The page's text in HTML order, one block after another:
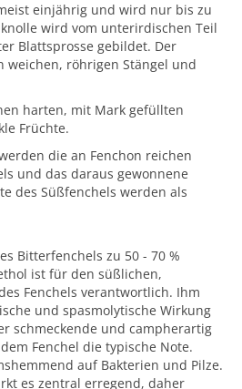
einjährig und wird nur bis zu
wird vom unterirdischen Teil
Blattsprosse gebildet. Der
weichen, röhrigen Stängel und
harten, mit Mark gefüllten
Früchte.
die an Fenchon reichen
und das daraus gewonnene
des Süßfenchels werden als
Bitterfenchels zu 50 - 70 %
ist für den süßlichen,
Fenchels verantwortlich. Ihm
und spasmolytische Wirkung
schmeckende und campherartig
Fenchel die typische Note.
auf Bakterien und Pilze.
es zentral erregend, daher